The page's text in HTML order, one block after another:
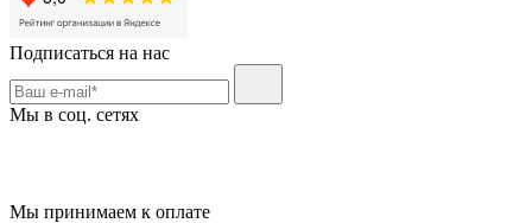
Подписаться на нас
Мы в соц. сетях
Мы принимаем к оплате